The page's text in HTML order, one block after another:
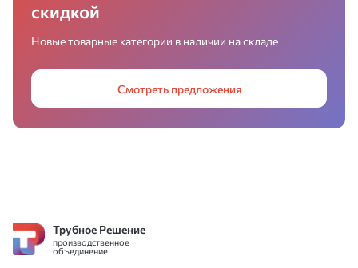
скидкой
Новые товарные категории в наличии на складе
Смотреть предложения
Трубное Решение
производственное
объединение